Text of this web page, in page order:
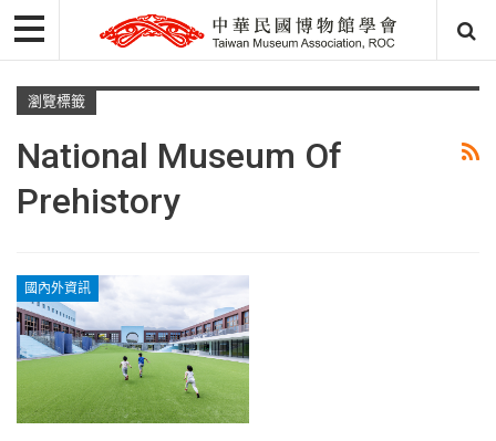
瀏覽標籤
National Museum Of
Prehistory
國內外資訊